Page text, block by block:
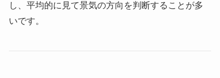
し、平均的に見て景気の方向を判断することが多
いです。